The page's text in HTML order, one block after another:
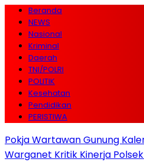
Beranda
NEWS
Nasional
Kriminal
Daerah
TNI/POLRI
POLITIK
Kesehatan
Pendidikan
PERISTIWA
Pokja Wartawan Gunung
Warganet Kritik Kinerja